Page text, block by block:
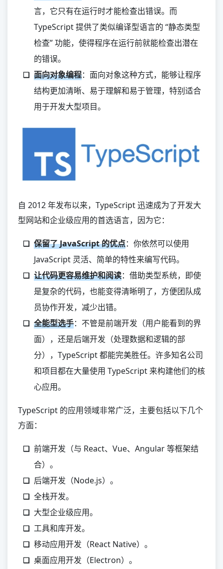
Visual Basic
Pascal
OCaml
Racket
其他
Nim
Crystal
言，它只有在运行时才能检查出错误。而
TypeScript 提供了类似编译型语言的 “静态类型
检查” 功能，使得程序在运行前就能检查出潜在
的错误。
面向对象编程：面向对象这种方式，能够让程序
结构更加清晰、易于理解和易于管理，特别适合
用于开发大型项目。
自 2012 年发布以来，TypeScript 迅速成为了开发大
型网站和企业级应用的首选语言，因为它：
保留了 JavaScript 的优点：你依然可以使用
JavaScript 灵活、简单的特性来编写代码。
让代码更容易维护和阅读：借助类型系统，即使
是复杂的代码，也能变得清晰明了，方便团队成
员协作开发，减少出错。
全能型选手：不管是前端开发（用户能看到的界
面），还是后端开发（处理数据和逻辑的部
分），TypeScript 都能完美胜任。许多知名公司
和项目都在大量使用 TypeScript 来构建他们的核
心应用。
TypeScript 的应用领域非常广泛，主要包括以下几个
方面：
前端开发（与 React、Vue、Angular 等框架结
合）。
后端开发（Node.js）。
全栈开发。
大型企业级应用。
工具和库开发。
移动应用开发（React Native）。
桌面应用开发（Electron）。